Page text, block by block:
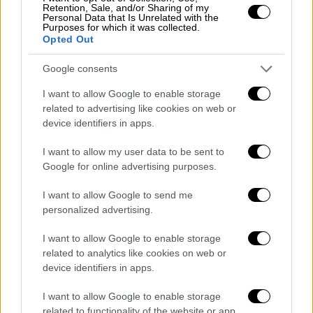
Retention, Sale, and/or Sharing of my
Personal Data that Is Unrelated with the
Purposes for which it was collected.
Opted Out
Google consents
I want to allow Google to enable storage
related to advertising like cookies on web or
device identifiers in apps.
I want to allow my user data to be sent to
Google for online advertising purposes.
I want to allow Google to send me
personalized advertising.
I want to allow Google to enable storage
related to analytics like cookies on web or
device identifiers in apps.
I want to allow Google to enable storage
related to functionality of the website or app.
δικαιούχο και ωφελούμενο. Οι
ενδιαφερόμενοι επιλέγουν κατάλυμα από το
«Μητρώο Παρόχων»
συνεννόησης.Για τον μήνα Αύγουστο, καθώς
και για τις περιόδους των Χριστουγέννων
(15.12.2026 – 14.01.2027) και του Πάσχα
(23.04.2027 – 09.05.2027), προβλέπεται
αύξηση της επιδότησης κατά 20%. Η
προσαύξηση αυτή ισχύει καθ’ όλη τη
διάρκεια του έτους για τα καταλύματα στη
Βόρεια Εύβοια, τον Έβρο και τη Θεσσαλία
(εκτός Σποράδων).
Επιπλέον, επιδοτούνται και τα ακτοπλοϊκά
εισιτήρια,με συμμετοχή 25% για τους
δικαιούχους, ενώ για τα άτομα με αναπηρία
τα εισιτήρια καλύπτονται πλήρως.